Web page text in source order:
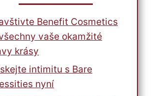
Benefit Cosmetics
vaše okamžité
krásy
intimitu s Bare
nyní